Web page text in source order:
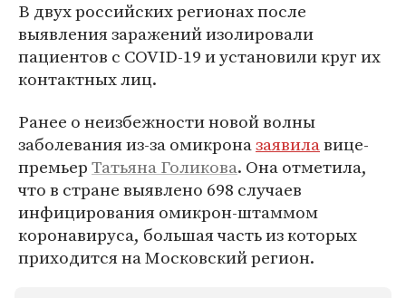
В двух российских регионах после
выявления заражений изолировали
пациентов с COVID-19 и установили круг их
контактных лиц.
Ранее о неизбежности новой волны
заболевания из-за омикроназаявилавице-
премьерТатьяна Голикова. Она отметила,
что в стране выявлено 698 случаев
инфицирования омикрон-штаммом
коронавируса, большая часть из которых
приходится на Московский регион.